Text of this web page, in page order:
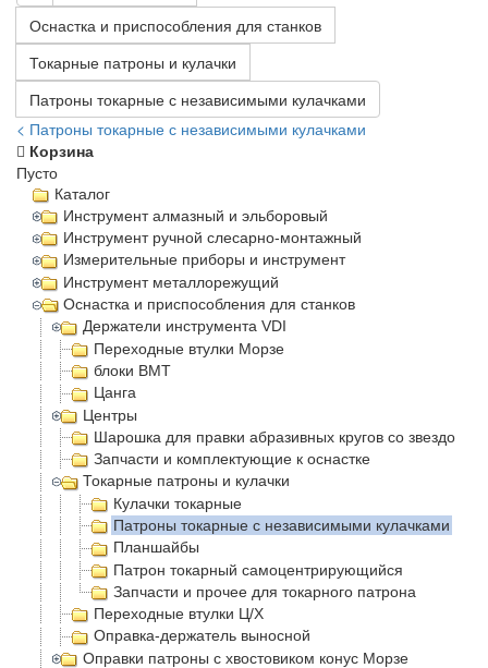
Оснастка и приспособления для станков
Токарные патроны и кулачки
Патроны токарные с независимыми кулачками
< Патроны токарные с независимыми кулачками
Корзина
Пусто
Каталог
Инструмент алмазный и эльборовый
Инструмент ручной слесарно-монтажный
Измерительные приборы и инструмент
Инструмент металлорежущий
Оснастка и приспособления для станков
Держатели инструмента VDI
Переходные втулки Морзе
блоки BMT
Цанга
Центры
Шарошка для правки абразивных кругов со
Запчасти и комплектующие к оснастке
Токарные патроны и кулачки
Кулачки токарные
Патроны токарные с независимыми кулачками
Планшайбы
Патрон токарный самоцентрирующийся
Запчасти и прочее для токарного патрона
Переходные втулки Ц/Х
Оправка-держатель выносной
Оправки патроны с хвостовиком конус Морзе